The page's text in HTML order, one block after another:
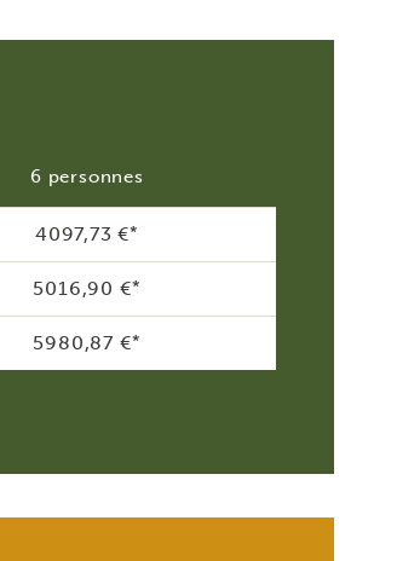
6 personnes
4097,73 €*
5016,90 €*
5980,87 €*